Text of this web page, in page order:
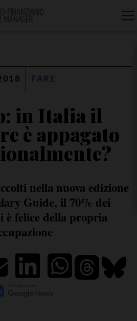
FARE
in Italia il
è appagato
nella nuova edizione
Guide, il 70% dei
è felice della propria